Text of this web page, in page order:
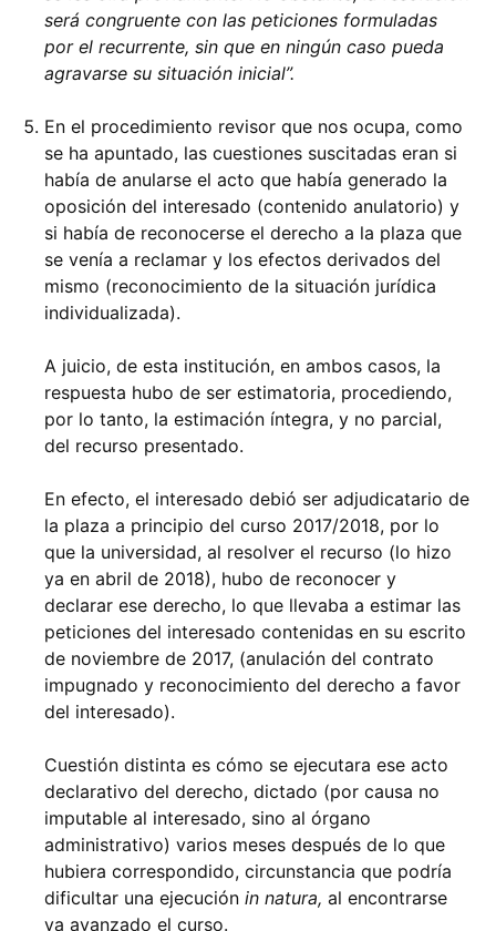
será congruente con las peticiones formuladas
por el recurrente, sin que en ningún caso pueda
agravarse su situación inicial .
En el procedimiento revisor que nos ocupa, como
se ha apuntado, las cuestiones suscitadas eran si
había de anularse el acto que había generado la
oposición del interesado (contenido anulatorio) y
si había de reconocerse el derecho a la plaza que
se venía a reclamar y los efectos derivados del
mismo (reconocimiento de la situación jurídica
individualizada).
A juicio, de esta institución, en ambos casos, la
respuesta hubo de ser estimatoria, procediendo,
por lo tanto, la estimación íntegra, y no parcial,
del recurso presentado.
En efecto, el interesado debió ser adjudicatario de
la plaza a principio del curso 2017/2018, por lo
que la universidad, al resolver el recurso (lo hizo
ya en abril de 2018), hubo de reconocer y
declarar ese derecho, lo que llevaba a estimar las
peticiones del interesado contenidas en su escrito
de noviembre de 2017, (anulación del contrato
impugnado y reconocimiento del derecho a favor
del interesado).
Cuestión distinta es cómo se ejecutara ese acto
declarativo del derecho, dictado (por causa no
imputable al interesado, sino al órgano
administrativo) varios meses después de lo que
hubiera correspondido, circunstancia que podría
dificultar una ejecución in natura, al encontrarse
ya avanzado el curso.